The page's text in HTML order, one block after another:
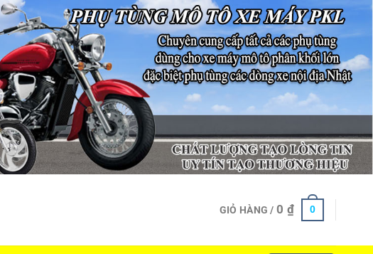
GIỎ HÀNG / 0 ₫ 0